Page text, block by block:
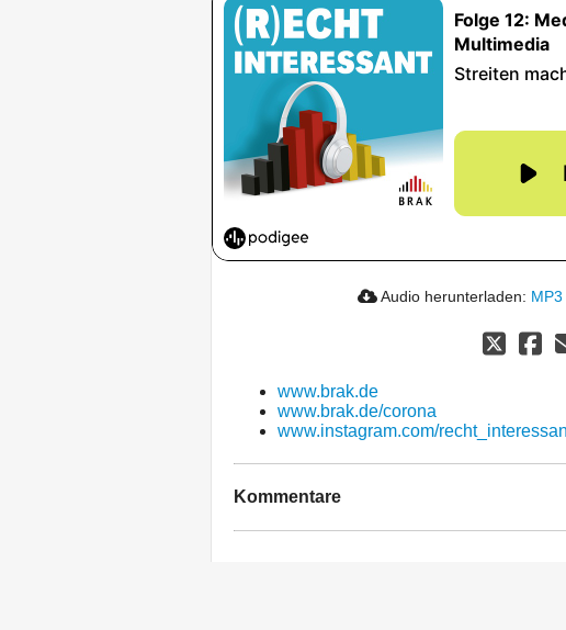
Audio herunterladen: MP3
www.brak.de
www.brak.de/corona
www.instagram.com/
Kommentare